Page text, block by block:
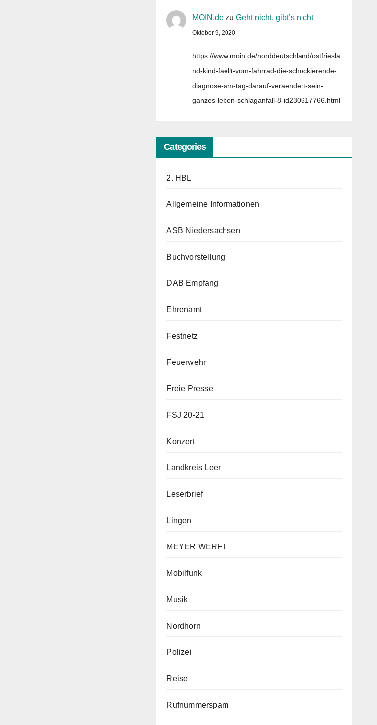
MOIN.de zuGeht nicht, gibt’s nicht
Oktober 9, 2020
https://www.moin.de/norddeutschland/ostfriesla
nd-kind-faellt-vom-fahrrad-die-schockierende-
diagnose-am-tag-darauf-veraendert-sein-
ganzes-leben-schlaganfall-8-id230617766.html
Categories
2. HBL
Allgemeine Informationen
ASB Niedersachsen
Buchvorstellung
DAB Empfang
Ehrenamt
Festnetz
Feuerwehr
Freie Presse
FSJ 20-21
Konzert
Landkreis Leer
Leserbrief
Lingen
MEYER WERFT
Mobilfunk
Musik
Nordhorn
Polizei
Reise
Rufnummerspam